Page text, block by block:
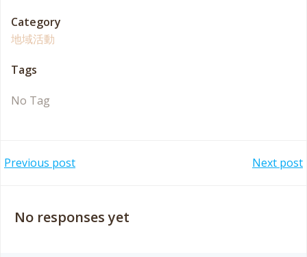
Category
地域活動
Tags
No Tag
Post
navigation
Previous post Next post
No responses yet